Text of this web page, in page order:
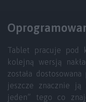
Tablet pracuje pod
kolejną wersją
została
jeszcze znacznie
jeden” tego co